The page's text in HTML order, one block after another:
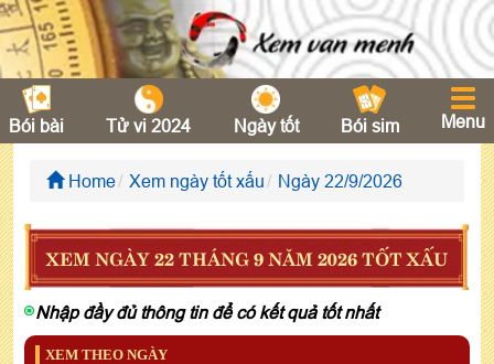
Bói bài Tử vi 2024 Ngày tốt Bói sim Menu
Home Xem ngày tốt xấu Ngày 22/9/2026
XEM NGÀY 22 THÁNG 9 NĂM 2026 TỐT XẤU
Nhập đầy đủ thông tin để có kết quả tốt nhất
XEM THEO NGÀY